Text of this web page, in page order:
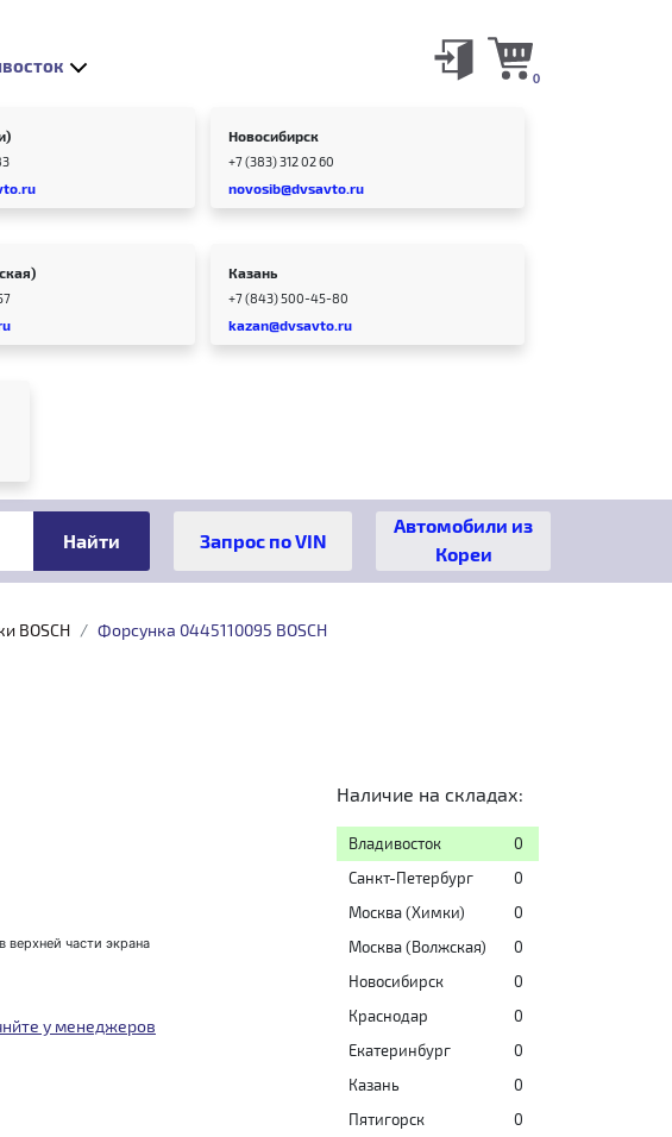
0
Новосибирск
+7 (383) 312 02 60
novosib@dvsavto.ru
Казань
+7 (843) 500-45-80
kazan@dvsavto.ru
Автомобили из
Кореи
BOSCH Форсунка 0445110095 BOSCH
верхней части экрана
у менеджеров
Наличие на складах:
Владивосток
0
Санкт-Петербург
0
Москва (Химки)
0
Москва (Волжская)
0
Новосибирск
0
Краснодар
0
Екатеринбург
0
Казань
0
Пятигорск
0